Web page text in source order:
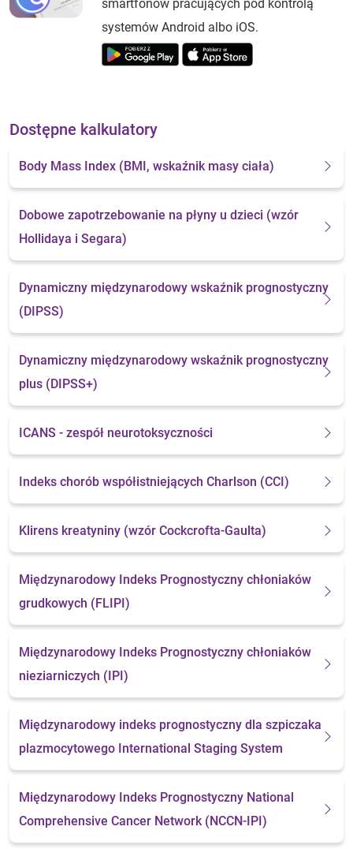
smartfonów pracujących pod kontrolą
systemów Android albo iOS.
Dostępne kalkulatory
Body Mass Index (BMI, wskaźnik masy ciała)
Dobowe zapotrzebowanie na płyny u dzieci (wzór
Hollidaya i Segara)
Dynamiczny międzynarodowy wskaźnik prognostyczny
(DIPSS)
Dynamiczny międzynarodowy wskaźnik prognostyczny
plus (DIPSS+)
ICANS - zespół neurotoksyczności
Indeks chorób współistniejących Charlson (CCI)
Klirens kreatyniny (wzór Cockcrofta-Gaulta)
Międzynarodowy Indeks Prognostyczny chłoniaków
grudkowych (FLIPI)
Międzynarodowy Indeks Prognostyczny chłoniaków
nieziarniczych (IPI)
Międzynarodowy indeks prognostyczny dla szpiczaka
plazmocytowego International Staging System
Międzynarodowy Indeks Prognostyczny National
Comprehensive Cancer Network (NCCN-IPI)